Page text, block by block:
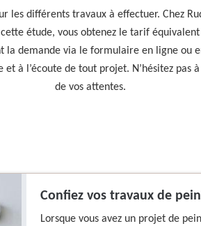
les différents travaux à effectuer. Chez
étude, vous obtenez le tarif
la demande via le formulaire en ligne ou
à l’écoute de tout projet. N’hésitez pas
de vos attentes.
Confiez vos travaux de
Lorsque vous avez un projet de